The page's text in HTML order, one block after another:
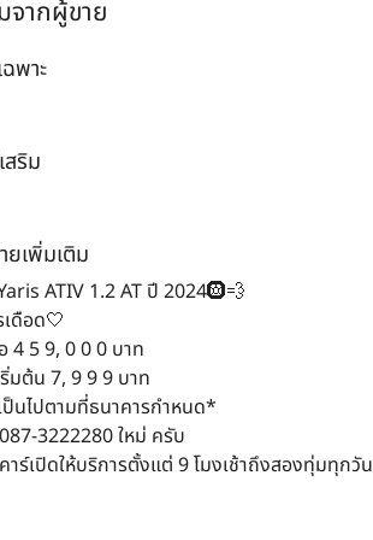
จากผู้ขาย
พาะ
ริม
ยเพิ่มเติม
ATIV 1.2 AT ปี 2024🛞💨
ดือด🤍
4 5 9, 0 0 0 บาท
มต้น 7, 9 9 9 บาท
ป็นไปตามที่ธนาคารกำหนด*
3222280 ใหม่ ครับ
าร์เปิดให้บริการตั้งแต่ 9 โมงเช้าถึงสองทุ่มทุกวั